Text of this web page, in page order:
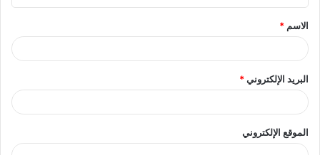
ق
*
الاسم *
البريد الإلكتروني*
الموقع الإلكتروني